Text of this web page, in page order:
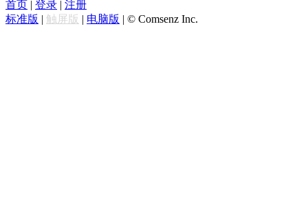
首页 | 登录 | 注册
标准版 | 触屏版 | 电脑版 | © Comsenz Inc.